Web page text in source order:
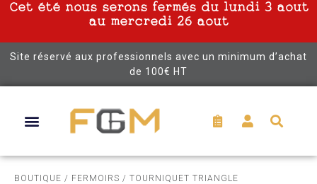
Cet été nous serons fermés du lundi 3 aout
au mercredi 26 aout
Site réservé aux professionnels avec un minimum d’achat
de 100€ HT
BOUTIQUE / FERMOIRS / TOURNIQUET TRIANGLE